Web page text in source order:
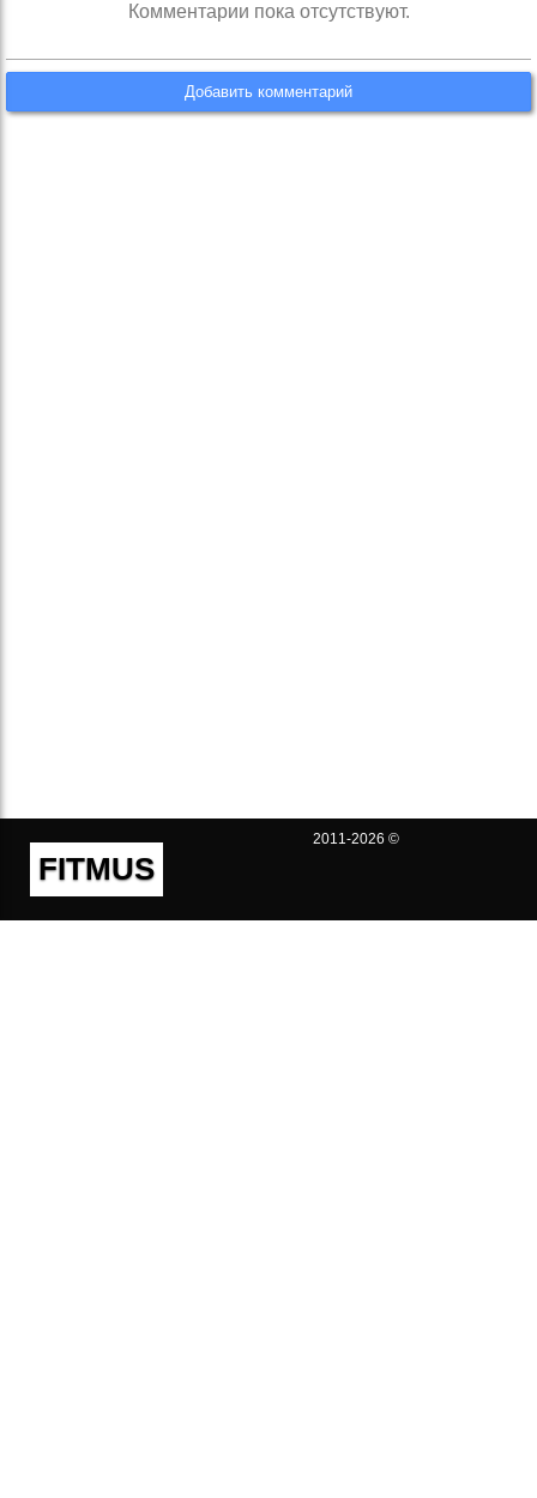
Комментарии пока отсутствуют.
Добавить комментарий
FITMUS
2011-2026 ©